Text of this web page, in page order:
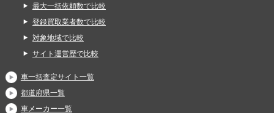
最大一括依頼数で比較
登録買取業者数で比較
対象地域で比較
サイト運営歴で比較
車一括査定サイト一覧
都道府県一覧
車メーカー一覧